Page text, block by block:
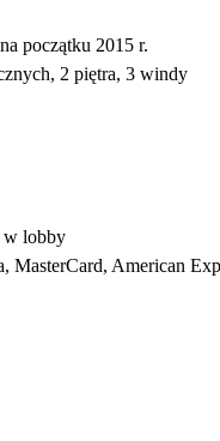
początku 2015 r.
2 piętra, 3 windy
w lobby
MasterCard, American